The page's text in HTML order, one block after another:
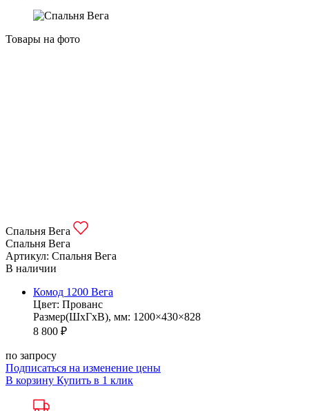
Товары на фото
Спальня Вега
Спальня Вега
Артикул: Спальня Вега
В наличии
Комод 1200 Вега
Цвет: Прованс
Размер(ШхГхВ), мм: 1200×430×828
8 800 ₽
по запросу
Подписаться на изменение цены
В корзину Купить в 1 клик